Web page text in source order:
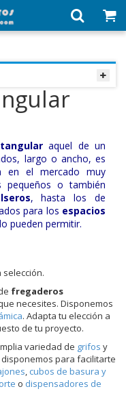
aquel de un
largo o ancho, es
en el mercado muy
pequeños o también
, hasta los de
para los espacios
pueden permitir.
fregaderos
necesites. Disponemos
. Adapta tu elección a
de tu proyecto.
variedad de grifos y
para facilitarte
, cubos de basura y
o dispensadores de